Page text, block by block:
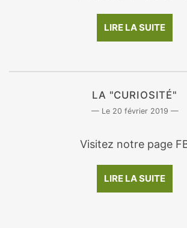
LIRE LA SUITE
LA "CURIOSITÉ"
20 février 2019
Visitez notre page
LIRE LA SUITE